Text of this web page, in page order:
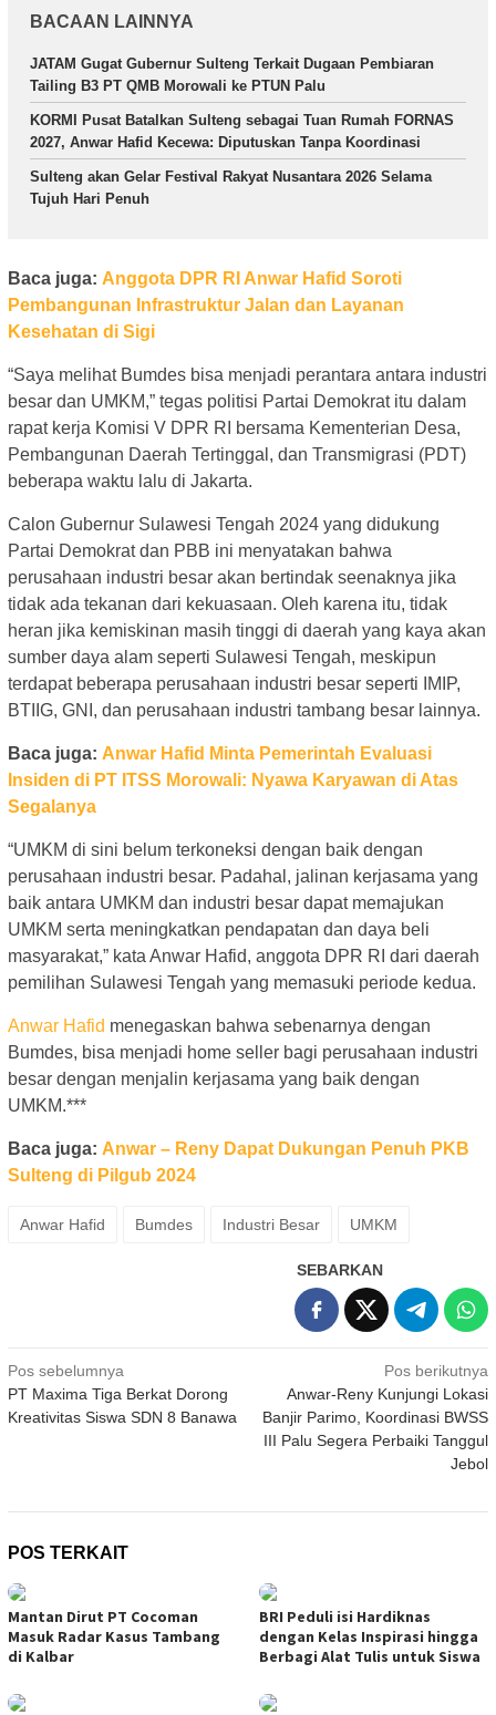
BACAAN LAINNYA
JATAM Gugat Gubernur Sulteng Terkait Dugaan Pembiaran
Tailing B3 PT QMB Morowali ke PTUN Palu
KORMI Pusat Batalkan Sulteng sebagai Tuan Rumah FORNAS
2027, Anwar Hafid Kecewa: Diputuskan Tanpa Koordinasi
Sulteng akan Gelar Festival Rakyat Nusantara 2026 Selama
Tujuh Hari Penuh
Baca juga: Anggota DPR RI Anwar Hafid Soroti
Pembangunan Infrastruktur Jalan dan Layanan
Kesehatan di Sigi
“Saya melihat Bumdes bisa menjadi perantara antara industri
besar dan UMKM,” tegas politisi Partai Demokrat itu dalam
rapat kerja Komisi V DPR RI bersama Kementerian Desa,
Pembangunan Daerah Tertinggal, dan Transmigrasi (PDT)
beberapa waktu lalu di Jakarta.
Calon Gubernur Sulawesi Tengah 2024 yang didukung
Partai Demokrat dan PBB ini menyatakan bahwa
perusahaan industri besar akan bertindak seenaknya jika
tidak ada tekanan dari kekuasaan. Oleh karena itu, tidak
heran jika kemiskinan masih tinggi di daerah yang kaya akan
sumber daya alam seperti Sulawesi Tengah, meskipun
terdapat beberapa perusahaan industri besar seperti IMIP,
BTIIG, GNI, dan perusahaan industri tambang besar lainnya.
Baca juga: Anwar Hafid Minta Pemerintah Evaluasi
Insiden di PT ITSS Morowali: Nyawa Karyawan di Atas
Segalanya
“UMKM di sini belum terkoneksi dengan baik dengan
perusahaan industri besar. Padahal, jalinan kerjasama yang
baik antara UMKM dan industri besar dapat memajukan
UMKM serta meningkatkan pendapatan dan daya beli
masyarakat,” kata Anwar Hafid, anggota DPR RI dari daerah
pemilihan Sulawesi Tengah yang memasuki periode kedua.
Anwar Hafid menegaskan bahwa sebenarnya dengan
Bumdes, bisa menjadi home seller bagi perusahaan industri
besar dengan menjalin kerjasama yang baik dengan
UMKM.***
Baca juga: Anwar – Reny Dapat Dukungan Penuh PKB
Sulteng di Pilgub 2024
Anwar Hafid Bumdes Industri Besar UMKM
SEBARKAN
Navigasi
pos
Pos sebelumnya
PT Maxima Tiga Berkat Dorong
Kreativitas Siswa SDN 8 Banawa
Pos berikutnya
Anwar-Reny Kunjungi Lokasi
Banjir Parimo, Koordinasi BWSS
III Palu Segera Perbaiki Tanggul
Jebol
POS TERKAIT
Mantan Dirut PT Cocoman
Masuk Radar Kasus Tambang
di Kalbar
BRI Peduli isi Hardiknas
dengan Kelas Inspirasi hingga
Berbagi Alat Tulis untuk Siswa